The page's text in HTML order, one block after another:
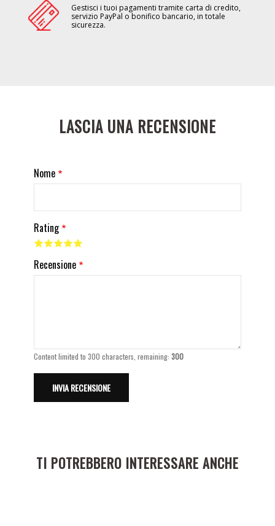
Gestisci i tuoi pagamenti tramite carta di credito,
servizio PayPal o bonifico bancario, in totale
sicurezza.
LASCIA UNA RECENSIONE
Nome
Rating
Recensione
Content limited to 300 characters, remaining:300
TI POTREBBERO INTERESSARE ANCHE